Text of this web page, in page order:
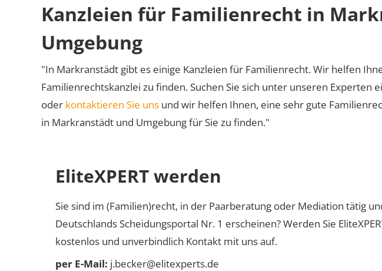
Kanzleien für Familienrecht in
Umgebung
"In Markranstädt gibt es einige Kanzleien für Familienrecht. Wir helfen
Familienrechtskanzlei zu finden. Suchen Sie sich unter unseren Experten
oder kontaktieren Sie uns und wir helfen Ihnen, eine sehr gute
in Markranstädt und Umgebung für Sie zu finden."
EliteXPERT werden
Sie sind im (Familien)recht, in der Paarberatung oder Mediation tätig
Deutschlands Scheidungsportal Nr. 1 erscheinen? Werden Sie
kostenlos und unverbindlich Kontakt mit uns auf.
per E-Mail: j.becker@elitexperts.de